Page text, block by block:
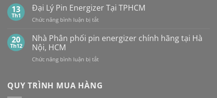
CAO,
HÀNG
CHÍNH
hơn?
lượng
mặt
pin
energizer
chính
giá
13
Th1
Đại Lý Pin Energizer Tại TPHCM
Chức năng bình luận bị tắtở
Lý
Tại
20
Th12
Nhà Phân phối pin energizer chính hãng tại Hà
Nội, HCM
Chức năng bình luận bị tắtở
phối
QUY TRÌNH MUA HÀNG